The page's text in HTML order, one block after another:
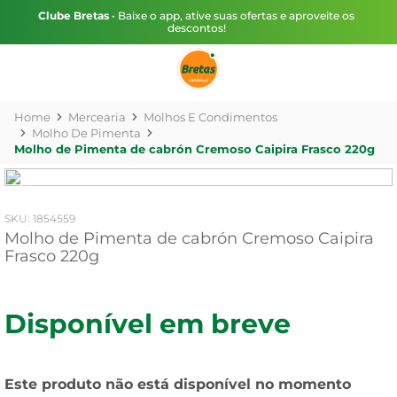
Clube Bretas • Baixe o app, ative suas ofertas e aproveite os
descontos!
Mercearia
Molhos E Condimentos
Molho De Pimenta
Molho de Pimenta de cabrón Cremoso Caipira Frasco 220g
: 1854559
Molho de Pimenta de cabrón Cremoso Caipira
Frasco 220g
Disponível em breve
Este produto não está disponível no momento